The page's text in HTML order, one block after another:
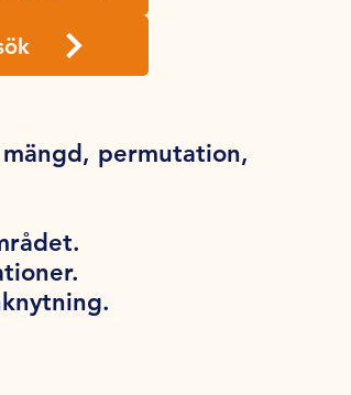
permutation,